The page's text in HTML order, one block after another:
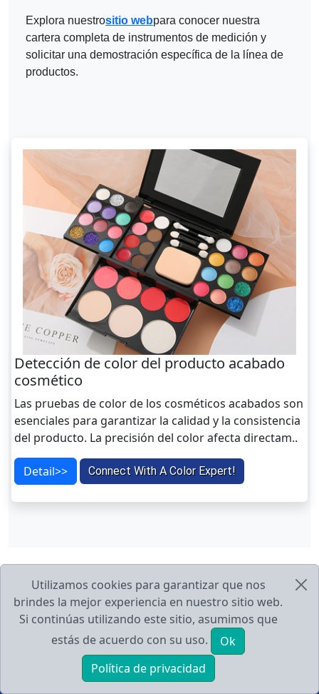
Explora nuestrositio webpara conocer nuestra
cartera completa de instrumentos de medición y
solicitar una demostración específica de la línea de
productos.
Detección de color del producto acabado
cosmético
Las pruebas de color de los cosméticos acabados son
esenciales para garantizar la calidad y la consistencia
del producto. La precisión del color afecta directam..
Detail>> Connect With A Color Expert!
Dispositivo de medición de color
Acerca de nosotros
PRODUCTOS E-mail
Utilizamos cookies para garantizar que nos
brindes la mejor experiencia en nuestro sitio web.
Si continúas utilizando este sitio, asumimos que
estás de acuerdo con su uso.
Ok
Política de privacidad